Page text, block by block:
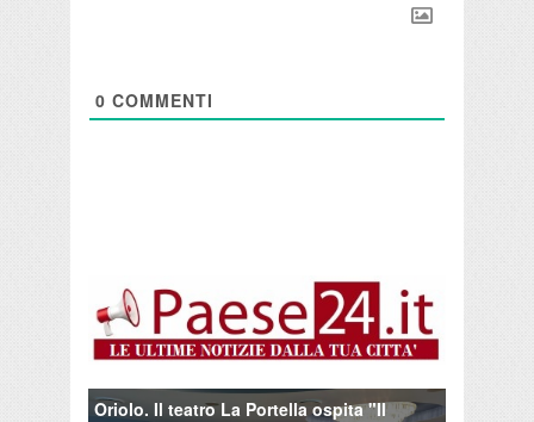
0 COMMENTI
Oriolo. Il teatro La Portella ospita "Il